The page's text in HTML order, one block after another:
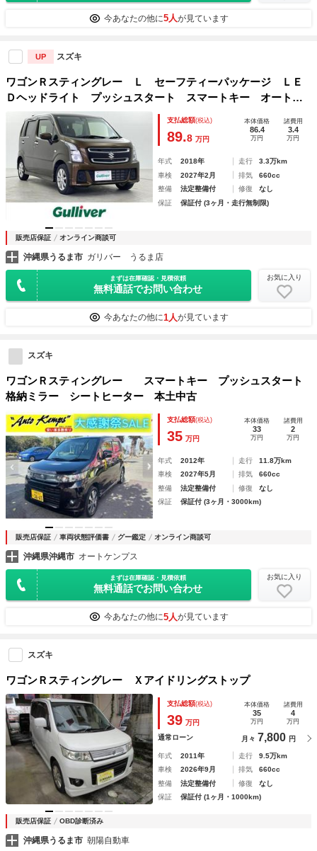
今あなたの他に5人が見ています
UP スズキ
ワゴンＲスティングレー Ｌ セーフティーパッケージ ＬＥ
Ｄヘッドライト プッシュスタート スマートキー オートラ
イト オートエアコン 純正１４インチアルミホイール
支払総額(税込)
89.8 万円
本体価格
86.4
万円
諸費用
3.4
万円
年式 2018年 走行
3.3万km
車検
2027年2月 排気
660cc
整備
法定整備付 修復
なし
保証
保証付 (3ヶ月・走行無制限)
販売店保証 オンライン商談可
沖縄県うるま市 ガリバー うるま店
まずは在庫確認・見積依頼
無料通話でお問い合わせ
お気に入り
今あなたの他に1人が見ています
スズキ
ワゴンＲスティングレー スマートキー プッシュスタート
格納ミラー シートヒーター 本土中古
支払総額(税込)
35 万円
本体価格
33
万円
諸費用
2
万円
年式 2012年 走行
11.8万km
車検
2027年5月 排気
660cc
整備
法定整備付 修復
なし
保証
保証付 (3ヶ月・3000km)
販売店保証 車両状態評価書 グー鑑定 オンライン商談可
沖縄県沖縄市 オートケンプス
まずは在庫確認・見積依頼
無料通話でお問い合わせ
お気に入り
今あなたの他に5人が見ています
スズキ
ワゴンＲスティングレー Ｘアイドリングストップ
支払総額(税込)
39 万円
本体価格
35
万円
諸費用
4
万円
通常ローン 月々 7,800 円
年式 2011年 走行
9.5万km
車検
2026年9月 排気
660cc
整備
法定整備付 修復
なし
保証
保証付 (1ヶ月・1000km)
販売店保証 OBD診断済み
沖縄県うるま市 朝陽自動車